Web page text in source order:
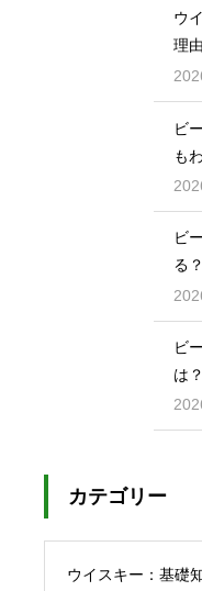
ウ
理
で
ビ
も
ビ
る
響
ビ
は
の
カテゴリー
ウイスキー：基礎